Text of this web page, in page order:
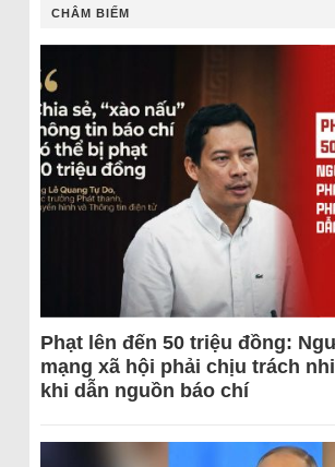
CHÂM BIẾM
Phạt lên đến 50 triệu đồng:
mạng xã hội phải chịu trách
khi dẫn nguồn báo chí